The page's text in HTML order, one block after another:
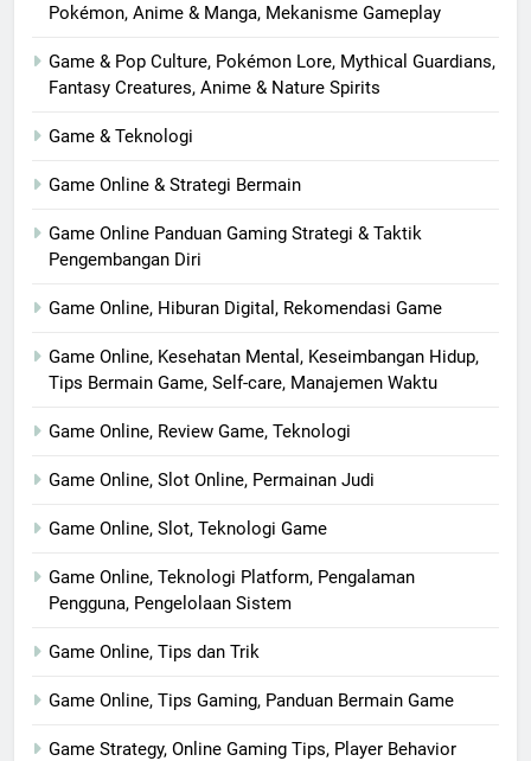
Pokémon, Anime & Manga, Mekanisme Gameplay
Game & Pop Culture, Pokémon Lore, Mythical Guardians,
Fantasy Creatures, Anime & Nature Spirits
Game & Teknologi
Game Online & Strategi Bermain
Game Online Panduan Gaming Strategi & Taktik
Pengembangan Diri
Game Online, Hiburan Digital, Rekomendasi Game
Game Online, Kesehatan Mental, Keseimbangan Hidup,
Tips Bermain Game, Self-care, Manajemen Waktu
Game Online, Review Game, Teknologi
Game Online, Slot Online, Permainan Judi
Game Online, Slot, Teknologi Game
Game Online, Teknologi Platform, Pengalaman
Pengguna, Pengelolaan Sistem
Game Online, Tips dan Trik
Game Online, Tips Gaming, Panduan Bermain Game
Game Strategy, Online Gaming Tips, Player Behavior